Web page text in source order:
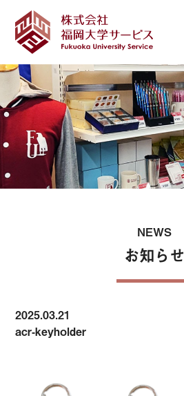
NEWS
お知らせ
2025.03.21
acr-keyholder